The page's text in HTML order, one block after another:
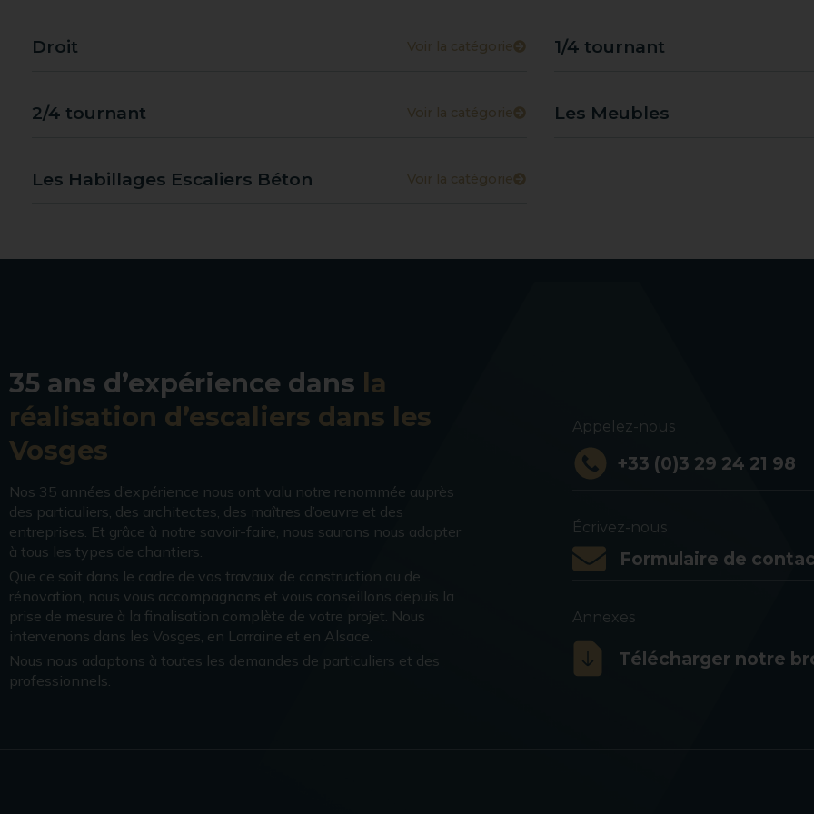
Droit Voir la catégorie 1/4 tournant
2/4 tournant Voir la catégorie Les Meubles
Les Habillages Escaliers Béton Voir la catégorie
35 ans d’expérience dans la
réalisation d’escaliers dans les
Vosges
Nos 35 années d’expérience nous ont valu notre renommée auprès
des particuliers, des architectes, des maîtres d’oeuvre et des
entreprises. Et grâce à notre savoir-faire, nous saurons nous adapter
à tous les types de chantiers.
Que ce soit dans le cadre de vos travaux de construction ou de
rénovation, nous vous accompagnons et vous conseillons depuis la
prise de mesure à la finalisation complète de votre projet. Nous
intervenons dans les Vosges, en Lorraine et en Alsace.
Nous nous adaptons à toutes les demandes de particuliers et des
professionnels.
Appelez-nous
+33 (0)3 29 24 21 98
Écrivez-nous
Formulaire de
Annexes
Télécharger notre